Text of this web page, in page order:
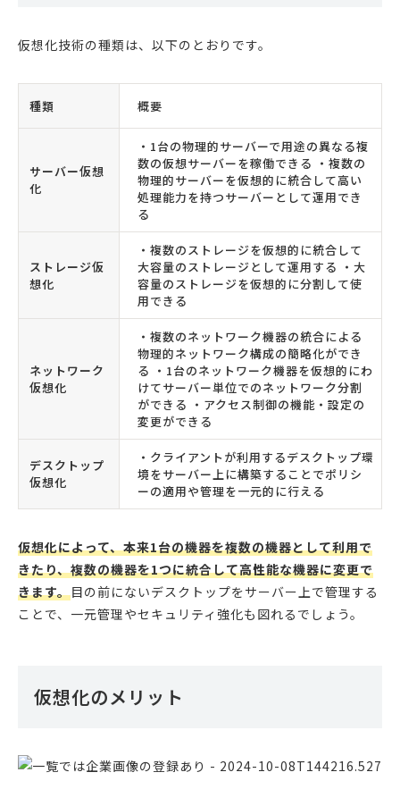
仮想化技術の種類は、以下のとおりです。
種類 概要
サーバー仮想
化
・1台の物理的サーバーで用途の異なる複
数の仮想サーバーを稼働できる ・複数の
物理的サーバーを仮想的に統合して高い
処理能力を持つサーバーとして運用でき
る
ストレージ仮
想化
・複数のストレージを仮想的に統合して
大容量のストレージとして運用する ・大
容量のストレージを仮想的に分割して使
用できる
ネットワーク
仮想化
・複数のネットワーク機器の統合による
物理的ネットワーク構成の簡略化ができ
る ・1台のネットワーク機器を仮想的にわ
けてサーバー単位でのネットワーク分割
ができる ・アクセス制御の機能・設定の
変更ができる
デスクトップ
仮想化
・クライアントが利用するデスクトップ環
境をサーバー上に構築することでポリシ
ーの適用や管理を一元的に行える
仮想化によって、本来1台の機器を複数の機器として利用で
きたり、複数の機器を1つに統合して高性能な機器に変更で
きます。目の前にないデスクトップをサーバー上で管理する
ことで、一元管理やセキュリティ強化も図れるでしょう。
仮想化のメリット